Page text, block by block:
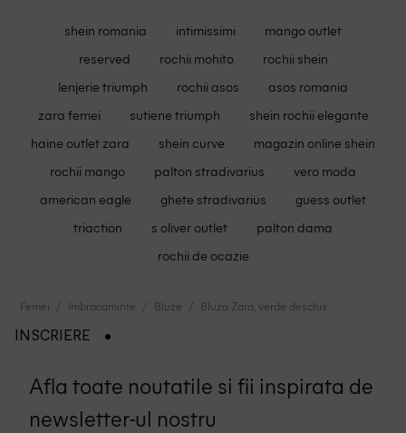
shein romania intimissimi
mango outlet
reserved
rochii mohito
rochii shein
lenjerie triumph
rochii asos
asos romania
zara femei
sutiene triumph
shein rochii elegante
haine outlet zara
shein curve
magazin online shein
rochii mango
palton stradivarius
vero moda
american eagle
ghete stradivarius
guess outlet
triaction
s oliver outlet
palton dama
rochii de ocazie
Femei Imbracaminte Bluze Bluza Zara, verde deschis
INSCRIERE
Afla toate noutatile si fii inspirata de
newsletter-ul nostru